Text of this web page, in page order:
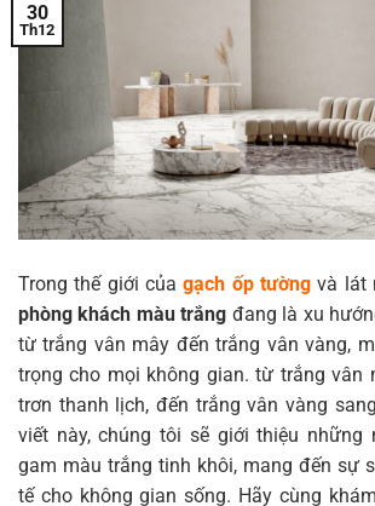
30
Th12
Trong thế giới củagạch ốp tường và lát
phòng khách màu trắng đang là xu
từ trắng vân mây đến trắng vân vàng,
trọng cho mọi không gian. từ trắng vân
trơn thanh lịch, đến trắng vân vàng
viết này, chúng tôi sẽ giới thiệu những
gam màu trắng tinh khôi, mang đến sự
tế cho không gian sống. Hãy cùng